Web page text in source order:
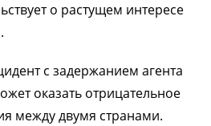
о растущем интересе
с задержанием агента
оказать отрицательное
между двумя странами.